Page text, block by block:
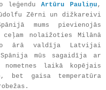
leģenduArtūru Pauliņu ,
Zērni un dižkareivi
mums pievienojās
ceļam nolaižoties Milānā
ārā valdīja Latvijai
mūs sagaidīja ar
laikā kopējais
bet gaisa temperatūra